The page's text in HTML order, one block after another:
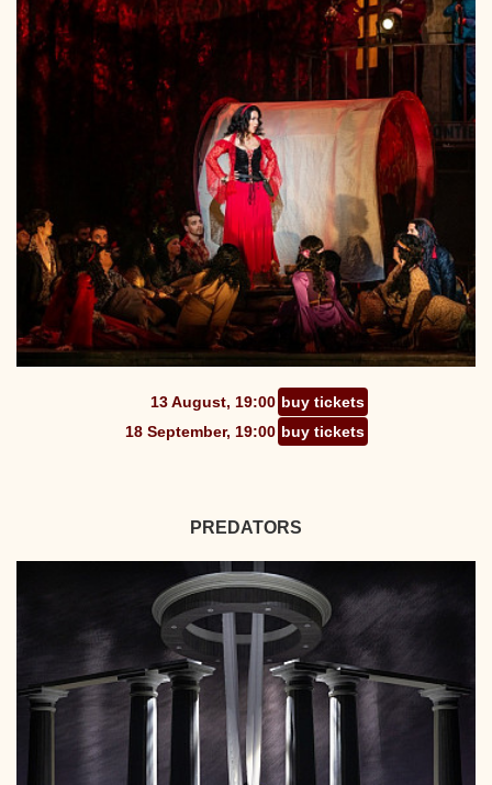
13 August, 19:00 buy tickets
18 September, 19:00 buy tickets
PREDATORS